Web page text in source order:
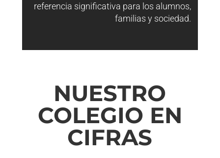
referencia significativa para los alumnos,
familias y sociedad.
NUESTRO
COLEGIO EN
CIFRAS​